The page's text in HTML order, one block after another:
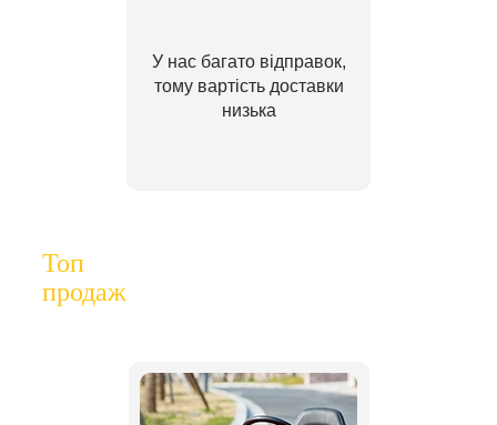
У нас багато відправок,
тому вартість доставки
низька
Топ
продаж